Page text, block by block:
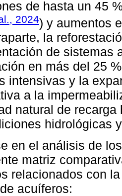
de hasta un 45
2024) y aumentos
la
de sistemas
en más del 25
intensivas y la
a la
natural de
hidrológicas
en el análisis de
matriz
relacionados con
acuíferos: